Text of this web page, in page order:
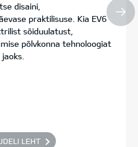
disaini,
praktilisuse. Kia EV6
sõiduulatust,
põlvkonna tehnoloogiat
LEHT